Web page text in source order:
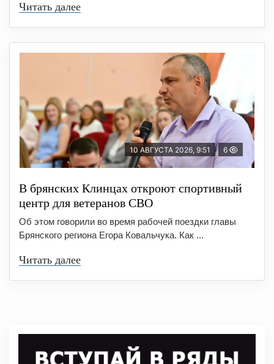
Читать далее
10 АВГУСТА 2026, 9:51 6
В брянских Клинцах откроют спортивный
центр для ветеранов СВО
Об этом говорили во время рабочей поездки главы
Брянского региона Егора Ковальчука. Как ...
Читать далее